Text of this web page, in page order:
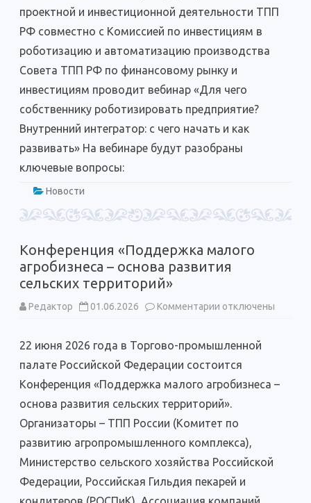
чего
роботизировать
предприятие?
Внутренний
интегратор:
с
чего
начать
как
проектной и инвестиционной деятельности ТПП
РФ совместно с Комиссией по инвестициям в
роботизацию и автоматизацию производства
Совета ТПП РФ по финансовому рынку и
инвестициям проводит вебинар «Для чего
собственнику роботизировать предприятие?
Внутренний интегратор: с чего начать и как
развивать» На вебинаре будут разобраны
ключевые вопросы:
Новости
Конференция «Поддержка малого
агробизнеса – основа развития
сельских территорий»
Редактор 01.06.2026 Комментарии к
малого
–
развития
территорий»
отключены
22 июня 2026 года в Торгово-промышленной
палате Российской Федерации состоится
Конференция «Поддержка малого агробизнеса –
основа развития сельских территорий».
Организаторы – ТПП России (Комитет по
развитию агропромышленного комплекса),
Министерство сельского хозяйства Российской
Федерации, Российская Гильдия пекарей и